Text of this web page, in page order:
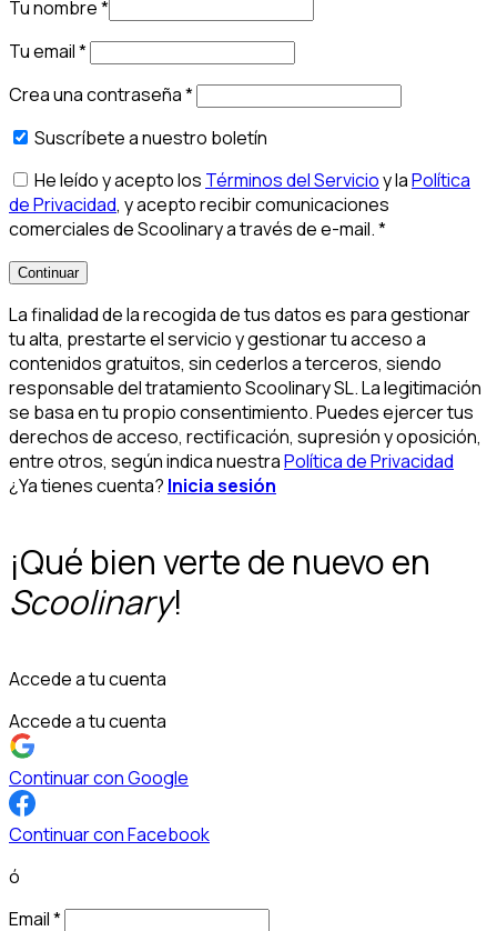
Tu nombre*
Tu email*
Crea una contraseña*
Suscríbete a nuestro boletín
He leído y acepto los Términos del Servicioy laPolítica
de Privacidad, y acepto recibir comunicaciones
comerciales de Scoolinary a través de e-mail.*
Continuar
La finalidad de la recogida de tus datos es para gestionar
tu alta, prestarte el servicio y gestionar tu acceso a
contenidos gratuitos, sin cederlos a terceros, siendo
responsable del tratamiento Scoolinary SL. La legitimación
se basa en tu propio consentimiento. Puedes ejercer tus
derechos de acceso, rectificación, supresión y oposición,
entre otros, según indica nuestraPolítica de Privacidad
¿Ya tienes cuenta? Inicia sesión
¡Qué bien verte de nuevo en
Scoolinary!
Accede a tu cuenta
Accede a tu cuenta
Continuar con Google
Continuar con Facebook
ó
Email*